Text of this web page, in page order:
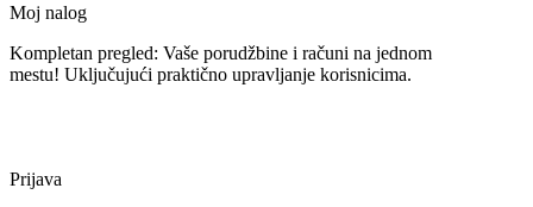
Moj nalog
Kompletan pregled: Vaše porudžbine i računi na jednom
mestu! Uključujući praktično upravljanje korisnicima.
Prijava